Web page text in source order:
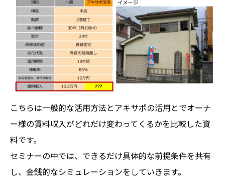
こちらは一般的な活用方法とアキサポの活用とでオーナ
ー様の賃料収入がどれだけ変わってくるかを比較した資
料です。
セミナーの中では、できるだけ具体的な前提条件を共有
し、金銭的なシミュレーションをしていきます。